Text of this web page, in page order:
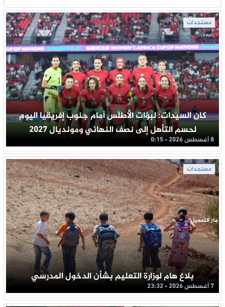
مستجدات
كان السيدات: لبؤات الأطلس أمام جنوب إفريقيا اليوم
لحسم التأهل إلى نصف النهائي ومونديال 2027
8 أغسطس 2026 - 0:15
مستجدات
بلاغ هام لوزارة التعليم بشأن الدخول المدرسي
7 أغسطس 2026 - 23:32
جار التحميل ...